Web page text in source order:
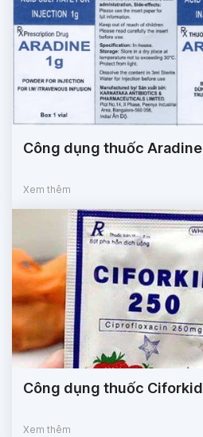
Công dụng thuốc Aradine
Xem thêm
Công dụng thuốc Ciforkid
Xem thêm